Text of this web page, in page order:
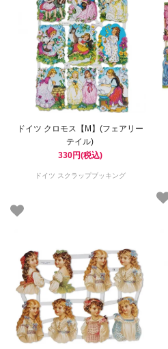
ドイツ クロモス【M】(フェアリー
テイル)
330円(税込)
ドイツ スクラップブッキング